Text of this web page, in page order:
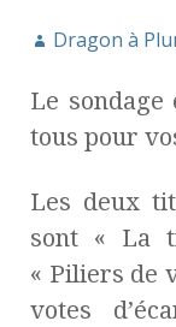
Dragon à
Le
tous pour
Les deux
sont « La
« Piliers de
votes